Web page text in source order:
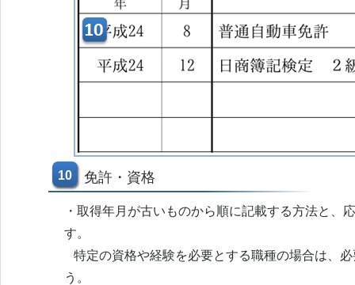
10 免許・資格
・取得年月が古いものから順に記載する方法と、
す。
特定の資格や経験を必要とする職種の場合は、
う。